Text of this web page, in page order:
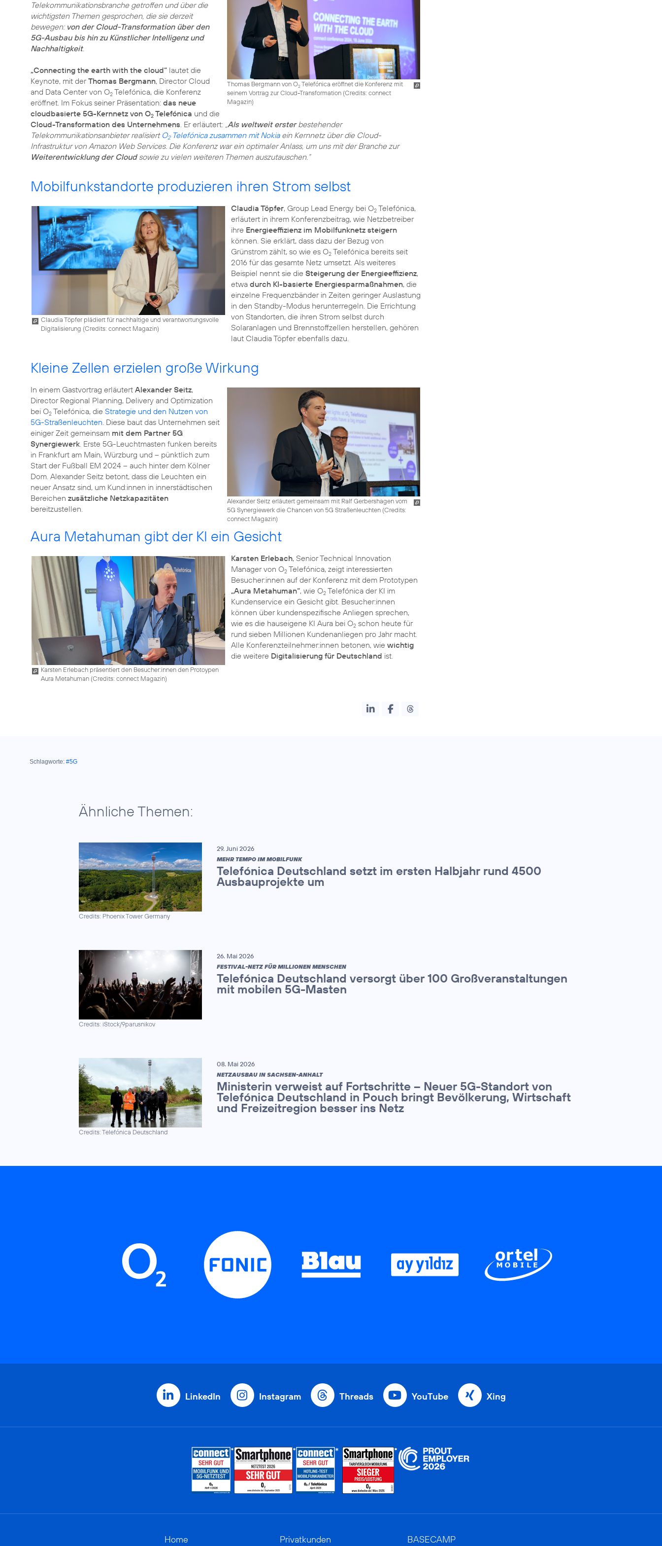
Thomas Bergmann von O2Telefónica eröffnet die Konferenz mit
seinem Vortrag zur Cloud-Transformation (Credits: connect
Magazin)
Telekommunikationsbranche getroffen und über die
wichtigsten Themen gesprochen, die sie derzeit
bewegen: von der Cloud-Transformation über den
5G-Ausbau bis hin zu Künstlicher Intelligenz und
Nachhaltigkeit.
„Connecting the earth with the cloud“ lautet die
Keynote, mit derThomas Bergmann, Director Cloud
and Data Center von O2 Telefónica, die Konferenz
eröffnet. Im Fokus seiner Präsentation: das neue
cloudbasierte 5G-Kernnetz von O2 Telefónica und die
Cloud-Transformation des Unternehmens. Er erläutert: „Als weltweit ersterbestehender
Telekommunikationsanbieter realisiert O2Telefónica zusammen mit Nokiaein Kernnetz über die Cloud-
Infrastruktur von Amazon Web Services. Die Konferenz war ein optimaler Anlass, um uns mit der Branche zur
Weiterentwicklung der Cloudsowie zu vielen weiteren Themen auszutauschen.“
Mobilfunkstandorte produzieren ihren Strom selbst
Claudia Töpfer plädiert für nachhaltige und verantwortungsvolle
Digitalisierung (Credits: connect Magazin)
Claudia Töpfer, Group Lead Energy bei O2Telefónica,
erläutert in ihrem Konferenzbeitrag, wie Netzbetreiber
ihre Energieeffizienz im Mobilfunknetz steigern
können. Sie erklärt, dass dazu der Bezug von
Grünstrom zählt, so wie es O2Telefónica bereits seit
2016 für das gesamte Netz umsetzt. Als weiteres
Beispiel nennt sie die Steigerung der Energieeffizienz,
etwa durch KI-basierte Energiesparmaßnahmen, die
einzelne Frequenzbänder in Zeiten geringer Auslastung
in den Standby-Modus herunterregeln. Die Errichtung
von Standorten, die ihren Strom selbst durch
Solaranlagen und Brennstoffzellen herstellen, gehören
laut Claudia Töpfer ebenfalls dazu.
Kleine Zellen erzielen große Wirkung
Alexander Seitz erläutert gemeinsam mit Ralf Gerbershagen vom
5G Synergiewerk die Chancen von 5G Straßenleuchten (Credits:
connect Magazin)
In einem Gastvortrag erläutert Alexander Seitz,
Director Regional Planning, Delivery and Optimization
bei O2 Telefónica, die Strategie und den Nutzen von
5G-Straßenleuchten. Diese baut das Unternehmen seit
einiger Zeit gemeinsam mit dem Partner 5G
Synergiewerk. Erste 5G-Leuchtmasten funken bereits
in Frankfurt am Main, Würzburg und – pünktlich zum
Start der Fußball EM 2024 – auch hinter dem Kölner
Dom. Alexander Seitz betont, dass die Leuchten ein
neuer Ansatz sind, um Kund:innen in innerstädtischen
Bereichen zusätzliche Netzkapazitäten
bereitzustellen.
Aura Metahuman gibt der KI ein Gesicht
Karsten Erlebach präsentiert den Besucher:innen den Protoypen
Aura Metahuman (Credits: connect Magazin)
Karsten Erlebach, Senior Technical Innovation
Manager von O2Telefónica, zeigt interessierten
Besucher:innen auf der Konferenz mit dem Prototypen
„Aura Metahuman“, wie O2Telefónica der KI im
Kundenservice ein Gesicht gibt. Besucher:innen
können über kundenspezifische Anliegen sprechen,
wie es die hauseigene KI Aura bei O2schon heute für
rund sieben Millionen Kundenanliegen pro Jahr macht.
Alle Konferenzteilnehmer:innen betonen, wie wichtig
die weitere Digitalisierung für Deutschland ist.
Schlagworte: #5G
Ähnliche Themen:
Credits: Phoenix Tower Germany
29. Juni 2026
MEHR TEMPO IM MOBILFUNK
Telefónica Deutschland setzt im ersten Halbjahr rund 4500
Ausbauprojekte um
Credits: iStock/9parusnikov
26. Mai 2026
FESTIVAL-NETZ FÜR MILLIONEN MENSCHEN
Telefónica Deutschland versorgt über 100 Großveranstaltungen
mit mobilen 5G-Masten
Credits: Telefónica Deutschland
08. Mai 2026
NETZAUSBAU IN SACHSEN-ANHALT
Ministerin verweist auf Fortschritte – Neuer 5G-Standort von
Telefónica Deutschland in Pouch bringt Bevölkerung, Wirtschaft
und Freizeitregion besser ins Netz
LinkedIn Instagram Threads YouTube Xing
Home Privatkunden BASECAMP